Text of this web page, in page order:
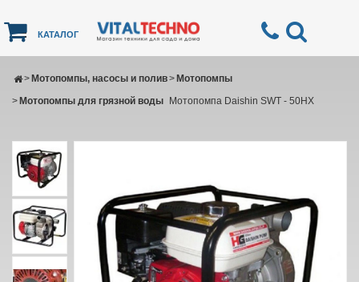
КАТАЛОГ
Мотопомпы, насосы и полив
> Мотопомпы
>
Мотопомпы для грязной воды
> Мотопомпа Daishin SWT - 50HX